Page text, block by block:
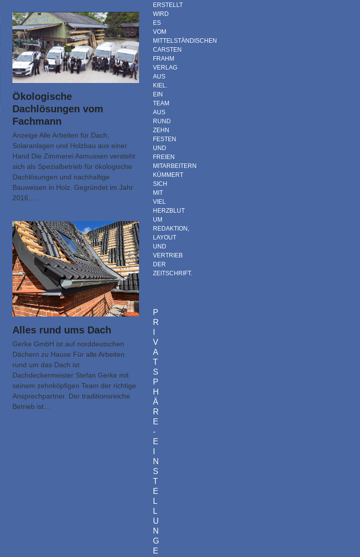
Ökologische
Dachlösungen vom
Fachmann
Anzeige Alle Arbeiten für Dach,
Solaranlagen und Holzbau aus einer
Hand Die Zimmerei Asmussen versteht
sich als Spezialbetrieb für ökologische
Dachlösungen und nachhaltige
Bauweisen in Holz. Gegründet im Jahr
2016,…
Alles rund ums Dach
Gerke GmbH ist auf norddeutschen
Dächern zu Hause Für alle Arbeiten
rund um das Dach ist
Dachdeckermeister Stefan Gerke mit
seinem zehnköpfigen Team der richtige
Ansprechpartner. Der traditionsreiche
Betrieb ist…
ERSTELLT
WIRD
ES
VOM
MITTELSTÄNDISCHEN
CARSTEN
FRAHM
VERLAG
AUS
KIEL.
EIN
TEAM
AUS
RUND
ZEHN
FESTEN
UND
FREIEN
MITARBEITERN
KÜMMERT
SICH
MIT
VIEL
HERZBLUT
UM
REDAKTION,
LAYOUT
UND
VERTRIEB
DER
ZEITSCHRIFT.
P
R
V
A
T
S
P
H
Ä
R
E
-
E
N
S
T
E
L
L
U
N
G
E